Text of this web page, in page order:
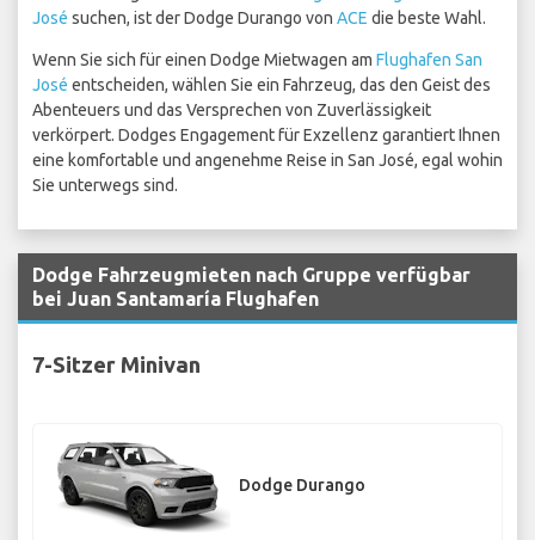
José suchen, ist der Dodge Durango von ACE die beste Wahl.
Wenn Sie sich für einen Dodge Mietwagen am Flughafen San
José entscheiden, wählen Sie ein Fahrzeug, das den Geist des
Abenteuers und das Versprechen von Zuverlässigkeit
verkörpert. Dodges Engagement für Exzellenz garantiert Ihnen
eine komfortable und angenehme Reise in San José, egal wohin
Sie unterwegs sind.
Dodge Fahrzeugmieten nach Gruppe verfügbar
bei Juan Santamaría Flughafen
7-Sitzer Minivan
Dodge Durango